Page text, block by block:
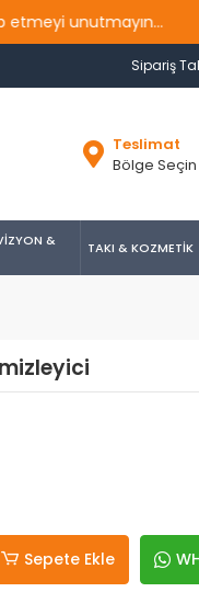
Sipariş
Teslimat
Bölge Seçin
&
TAKI & KOZMETİK
Sepete Ekle